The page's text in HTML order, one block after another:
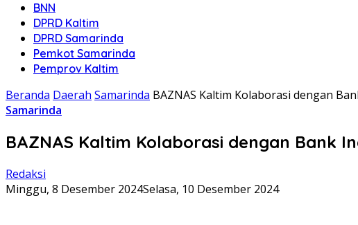
BNN
DPRD Kaltim
DPRD Samarinda
Pemkot Samarinda
Pemprov Kaltim
Beranda Daerah Samarinda BAZNAS Kaltim Kolaborasi dengan
Samarinda
BAZNAS Kaltim Kolaborasi dengan Bank
Redaksi
Minggu, 8 Desember 2024Selasa, 10 Desember 2024